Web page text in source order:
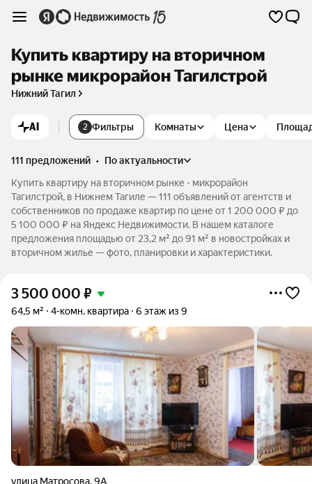
Купить квартиру на вторичном
рынке микрорайон Тагилстрой
Нижний Тагил
AI 2 Фильтры Комнаты Цена
111 предложений •
по актуальности
Купить квартиру на вторичном рынке - микрорайон
Тагилстрой, в Нижнем Тагиле — 111 объявлений от агентств и
собственников по продаже квартир по цене от 1 200 000 ₽ до
5 100 000 ₽ на Яндекс Недвижимости. В нашем каталоге
предложения площадью от 23,2 м² до 91 м² в новостройках и
вторичном жилье — фото, планировки и характеристики.
3 500 000 ₽
64,5 м² 4-комн. квартира 6 этаж из 9
улица Матросова,9А